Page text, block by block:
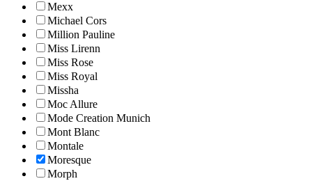
Mexx
Michael Cors
Million Pauline
Miss Lirenn
Miss Rose
Miss Royal
Missha
Moc Allure
Mode Creation Munich
Mont Blanc
Montale
Moresque
Morph